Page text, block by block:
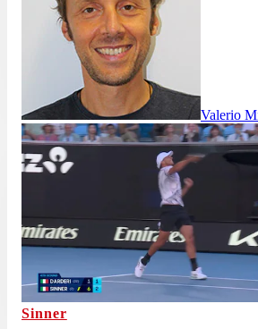
Valerio
Sinner